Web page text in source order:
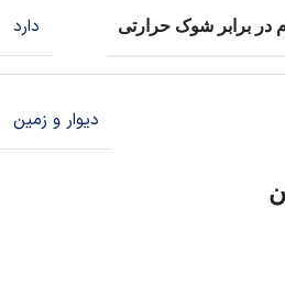
برابر شوک حرارتی دارد
دیوار و زمین